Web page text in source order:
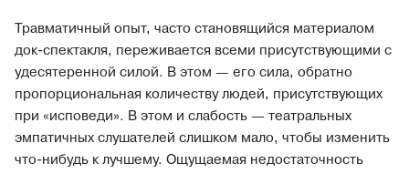
Травматичный опыт, часто становящийся материалом
док-спектакля, переживается всеми присутствующими с
удесятеренной силой. В этом — его сила, обратно
пропорциональная количеству людей, присутствующих
при «исповеди». В этом и слабость — театральных
эмпатичных слушателей слишком мало, чтобы изменить
что-нибудь к лучшему. Ощущаемая недостаточность